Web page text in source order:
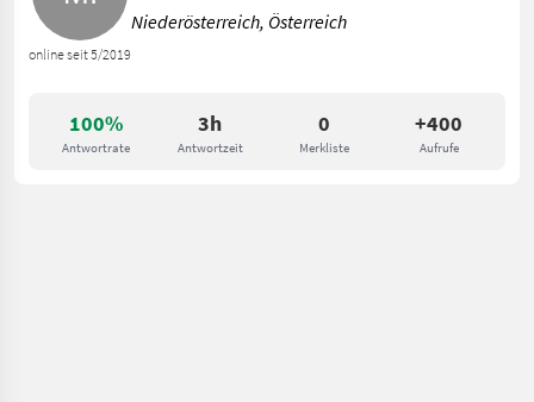
100%
Antwortrate
3h
Antwortzeit
0
Merkliste
+400
Aufrufe
online seit 5/2019
Niederösterreich, Österreich